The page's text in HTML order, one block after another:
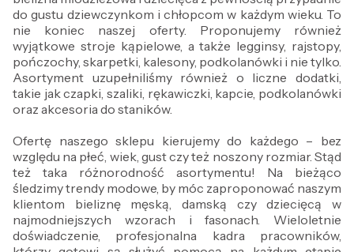
do gustu dziewczynkom i chłopcom w każdym wieku. To
nie koniec naszej oferty. Proponujemy również
wyjątkowe stroje kąpielowe, a także legginsy, rajstopy,
pończochy, skarpetki, kalesony, podkolanówki i nie tylko.
Asortyment uzupełniliśmy również o liczne dodatki,
takie jak czapki, szaliki, rękawiczki, kapcie, podkolanówki
oraz akcesoria do staników.
Ofertę naszego sklepu kierujemy do każdego – bez
względu na płeć, wiek, gust czy też noszony rozmiar. Stąd
też taka różnorodność asortymentu! Na bieżąco
śledzimy trendy modowe, by móc zaproponować naszym
klientom bieliznę męską, damską czy dziecięcą w
najmodniejszych wzorach i fasonach. Wieloletnie
doświadczenie, profesjonalna kadra pracowników,